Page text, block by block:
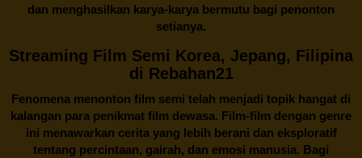
dan menghasilkan karya-karya bermutu bagi penonton
setianya.
Streaming Film Semi Korea, Jepang, Filipina
di Rebahan21
Fenomena menonton film semi telah menjadi topik hangat di
kalangan para penikmat film dewasa. Film-film dengan genre
ini menawarkan cerita yang lebih berani dan eksploratif
tentang percintaan, gairah, dan emosi manusia. Bagi